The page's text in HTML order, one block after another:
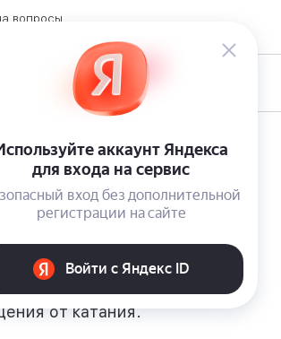
вопросы
и возврат товара
Контакты
600-28-07
до 19:00
тормоз
Маневренность
ребенку
от катания.